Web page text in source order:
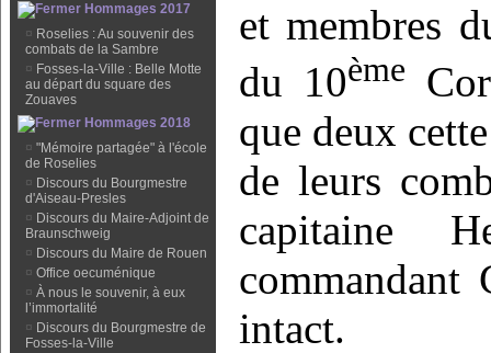
Hommages 2017
¤ Roselies : Au souvenir des
combats de la Sambre
¤ Fosses-la-Ville : Belle Motte
au départ du square des
Zouaves
Hommages 2018
¤ "Mémoire partagée" à l'école
de Roselies
¤ Discours du Bourgmestre
d'Aiseau-Presles
¤ Discours du Maire-Adjoint de
Braunschweig
¤ Discours du Maire de Rouen
¤ Office oecuménique
¤ À nous le souvenir, à eux
l’immortalité
¤ Discours du Bourgmestre de
Fosses-la-Ville
et membres
du 10ème
que deux
de leurs
capitaine
commandant
intact.